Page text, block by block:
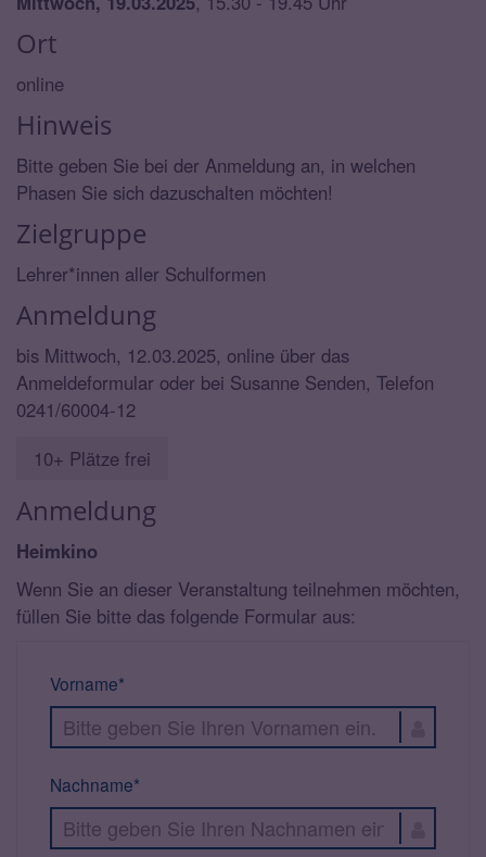
Ort
online
Hinweis
Bitte geben Sie bei der Anmeldung an, in welchen
Phasen Sie sich dazuschalten möchten!
Zielgruppe
Lehrer*innen aller Schulformen
Anmeldung
bis Mittwoch, 12.03.2025, online über das
Anmeldeformular oder bei Susanne Senden, Telefon
0241/60004-12
10+ Plätze frei
Anmeldung
Heimkino
Wenn Sie an dieser Veranstaltung teilnehmen möchten,
füllen Sie bitte das folgende Formular aus:
Vorname*
Nachname*